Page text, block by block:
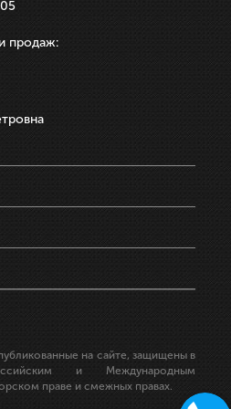
продаж:
на сайте, защищены в
и Международным
праве и смежных правах.